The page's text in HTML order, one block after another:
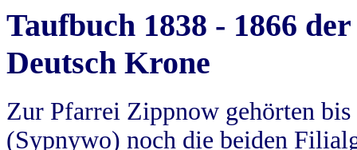
Taufbuch 1838 - 1866
Deutsch Krone
Zur Pfarrei Zippnow gehörten
(Sypnywo) noch die beiden